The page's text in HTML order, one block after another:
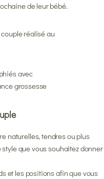
de leur bébé.
naturelles, tendres ou plus
que vous souhaitez donner
et les positions afin que vous